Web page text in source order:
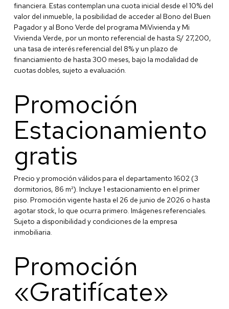
financiera. Estas contemplan una cuota inicial desde el 10% del
valor del inmueble, la posibilidad de acceder al Bono del Buen
Pagador y al Bono Verde del programa MiVivienda y Mi
Vivienda Verde, por un monto referencial de hasta S/ 27,200,
una tasa de interés referencial del 8% y un plazo de
financiamiento de hasta 300 meses, bajo la modalidad de
cuotas dobles, sujeto a evaluación.
Promoción
Estacionamiento
gratis
Precio y promoción válidos para el departamento 1602 (3
dormitorios, 86 m²). Incluye 1 estacionamiento en el primer
piso. Promoción vigente hasta el 26 de junio de 2026 o hasta
agotar stock, lo que ocurra primero. Imágenes referenciales.
Sujeto a disponibilidad y condiciones de la empresa
inmobiliaria.
Promoción
«Gratifícate»